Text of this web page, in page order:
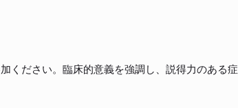
ください。臨床的意義を強調し、説得力のある症